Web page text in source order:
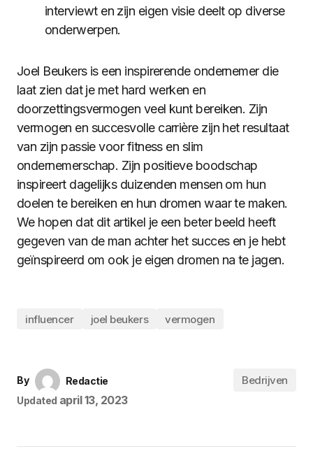
interviewt en zijn eigen visie deelt op diverse
onderwerpen.
Joel Beukers is een inspirerende ondernemer die
laat zien dat je met hard werken en
doorzettingsvermogen veel kunt bereiken. Zijn
vermogen en succesvolle carrière zijn het resultaat
van zijn passie voor fitness en slim
ondernemerschap. Zijn positieve boodschap
inspireert dagelijks duizenden mensen om hun
doelen te bereiken en hun dromen waar te maken.
We hopen dat dit artikel je een beter beeld heeft
gegeven van de man achter het succes en je hebt
geïnspireerd om ook je eigen dromen na te jagen.
influencer joel beukers vermogen
By
Redactie
Updated april 13, 2023
Bedrijven